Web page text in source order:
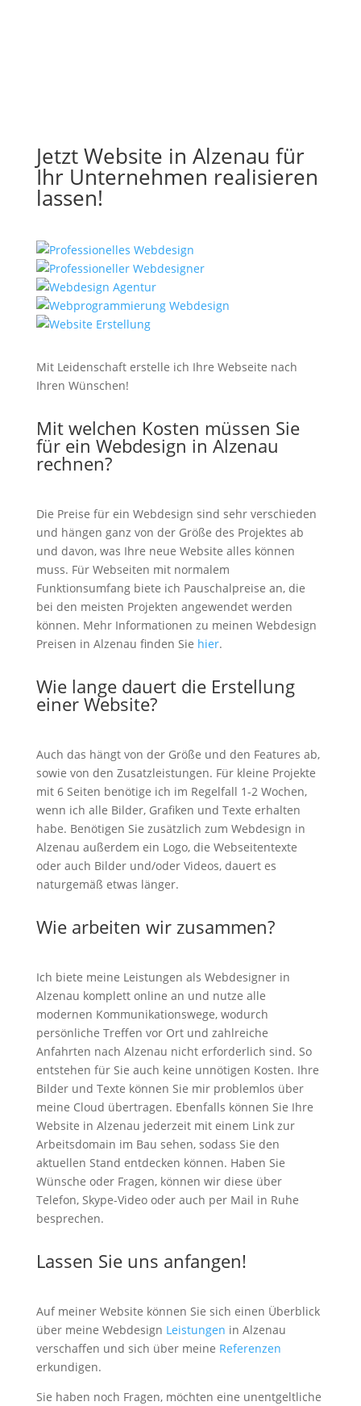
Jetzt Website in Alzenau für
Ihr Unternehmen realisieren
lassen!
Mit Leidenschaft erstelle ich Ihre Webseite nach
Ihren Wünschen!
Mit welchen Kosten müssen Sie
für ein Webdesign in Alzenau
rechnen?
Die Preise für ein Webdesign sind sehr verschieden
und hängen ganz von der Größe des Projektes ab
und davon, was Ihre neue Website alles können
muss. Für Webseiten mit normalem
Funktionsumfang biete ich Pauschalpreise an, die
bei den meisten Projekten angewendet werden
können. Mehr Informationen zu meinen Webdesign
Preisen in Alzenau finden Sie hier.
Wie lange dauert die Erstellung
einer Website?
Auch das hängt von der Größe und den Features ab,
sowie von den Zusatzleistungen. Für kleine Projekte
mit 6 Seiten benötige ich im Regelfall 1-2 Wochen,
wenn ich alle Bilder, Grafiken und Texte erhalten
habe. Benötigen Sie zusätzlich zum Webdesign in
Alzenau außerdem ein Logo, die Webseitentexte
oder auch Bilder und/oder Videos, dauert es
naturgemäß etwas länger.
Wie arbeiten wir zusammen?
Ich biete meine Leistungen als Webdesigner in
Alzenau komplett online an und nutze alle
modernen Kommunikationswege, wodurch
persönliche Treffen vor Ort und zahlreiche
Anfahrten nach Alzenau nicht erforderlich sind. So
entstehen für Sie auch keine unnötigen Kosten. Ihre
Bilder und Texte können Sie mir problemlos über
meine Cloud übertragen. Ebenfalls können Sie Ihre
Website in Alzenau jederzeit mit einem Link zur
Arbeitsdomain im Bau sehen, sodass Sie den
aktuellen Stand entdecken können. Haben Sie
Wünsche oder Fragen, können wir diese über
Telefon, Skype-Video oder auch per Mail in Ruhe
besprechen.
Lassen Sie uns anfangen!
Auf meiner Website können Sie sich einen Überblick
über meine Webdesign Leistungen in Alzenau
verschaffen und sich über meine Referenzen
erkundigen.
Sie haben noch Fragen, möchten eine unentgeltliche